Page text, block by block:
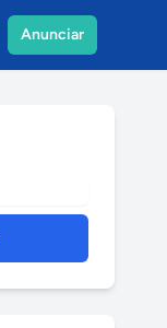
Anunciar